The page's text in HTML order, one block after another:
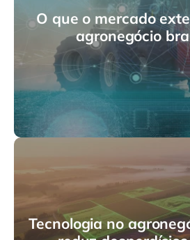
O que o mercado
agronegócio
Tecnologia no